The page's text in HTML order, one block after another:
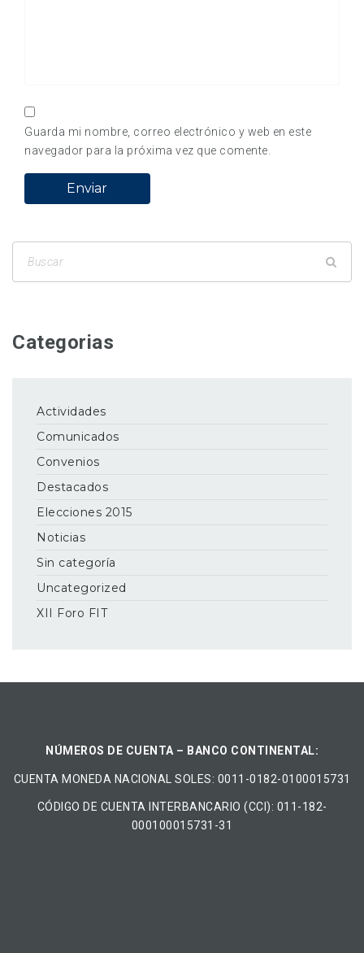
Guarda mi nombre, correo electrónico y web en este
navegador para la próxima vez que comente.
Categorias
Actividades
Comunicados
Convenios
Destacados
Elecciones 2015
Noticias
Sin categoría
Uncategorized
XII Foro FIT
NÚMEROS DE CUENTA – BANCO CONTINENTAL:
CUENTA MONEDA NACIONAL​ ​SOLES​: 0011-0182-0100015731
CÓDIGO DE CUENTA INTERBANCARIO (CCI): 011-182-
000100015731-31